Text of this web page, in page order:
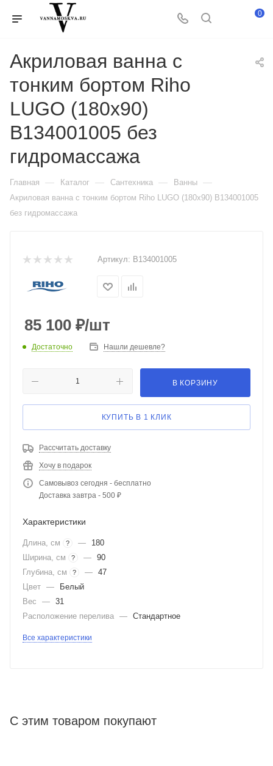
0
Акриловая ванна с
тонким бортом Riho
LUGO (180x90)
B134001005 без
гидромассажа
Главная — Каталог — Сантехника — Ванны —
Акриловая ванна с тонким бортом Riho LUGO (180x90) B134001005
без гидромассажа
Артикул: B134001005
85 100 ₽/шт
Достаточно Нашли дешевле?
В КОРЗИНУ
КУПИТЬ В 1 КЛИК
Рассчитать доставку
Хочу в подарок
Самовывоз сегодня - бесплатно
Доставка завтра - 500 ₽
Характеристики
Длина, см ? —
180
Ширина, см
? — 90
Глубина, см
? — 47
Цвет —
Белый
Вес
— 31
Расположение перелива — Стандартное
Все характеристики
С этим товаром покупают